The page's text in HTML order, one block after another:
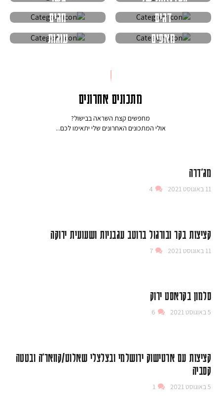
דגים
חגים
מאפים
עוגות
מתכונים אחרונים
מחפשים קצת השראה בבישול?
אולי המתכונים האחרונים שלי יתאימו לכם...
מג'דרה
11 באוגוסט 2021 4
קציצות בקר ובורגול ברוטב עגבניות ושעועית ירוקה
11 באוגוסט 2021 7
סלמון בקראסט ירוק
5 באוגוסט 2021 6
קציצות עם ארטישוק ירושלמי ובצלצלי שאלוט/קוואר׳ה ובטטה
קסביה
5 באוגוסט 2021 1